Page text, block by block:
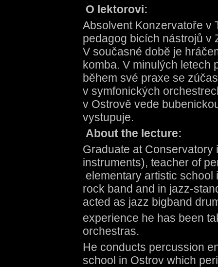
O lektorovi:
Absolvent Konzervatoře v
pedagog bicích nástrojů v
V současné době je
komba. V minulých letech
během své praxe se
v symfonických
v Ostrově vede
vystupuje.
About the lecture:
Graduate at
instruments), teacher of
elementary artistic school
rock band and in jazz-
acted as jazz bigband
experience he has been
orchestras.
He conducts percussion
school in Ostrov which